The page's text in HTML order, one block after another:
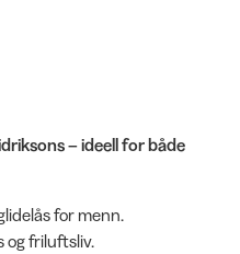
– ideell for både
for menn.
og friluftsliv.